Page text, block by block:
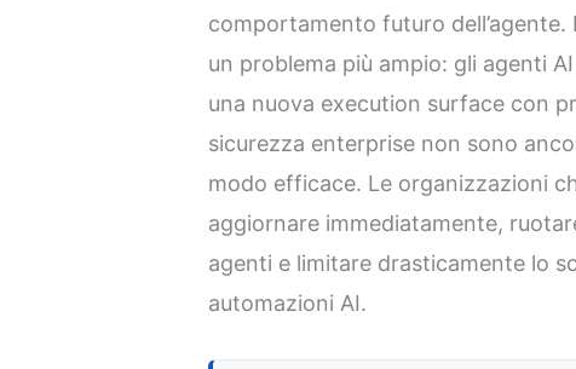
comportamento futuro dell’agente.
un problema più ampio: gli agenti
una nuova execution surface con
sicurezza enterprise non sono
modo efficace. Le organizzazioni
aggiornare immediatamente,
agenti e limitare drasticamente lo
automazioni AI.